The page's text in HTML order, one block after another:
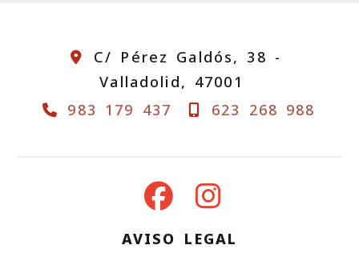
C/ Pérez Galdós, 38 -
Valladolid, 47001
983 179 437
623 268 988
AVISO LEGAL